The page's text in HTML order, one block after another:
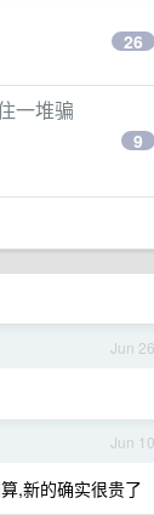
26
一堆骗
9
Jun 26
Jun 10
,新的确实很贵了